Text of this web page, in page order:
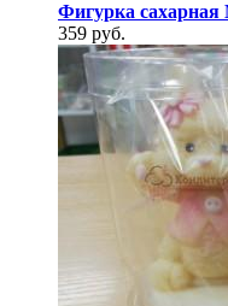
Фигурка сахарная
359 руб.